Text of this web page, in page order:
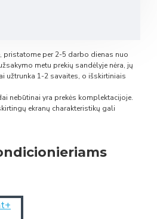
pristatome per 2-5 darbo dienas nuo
metu prekių sandėlyje nėra, jų
užtrunka 1-2 savaites, o išskirtiniais
nebūtinai yra prekės komplektacijoje.
ekranų charakteristikų gali